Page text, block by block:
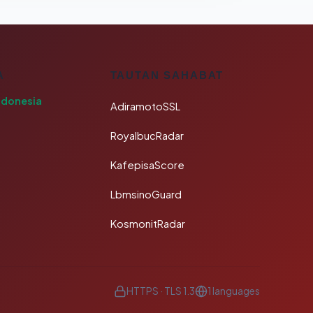
TAUTAN SAHABAT
AdiramotoSSL
RoyalbucRadar
KafepisaScore
LbmsinoGuard
KosmonitRadar
HTTPS · TLS 1.3 1 languages